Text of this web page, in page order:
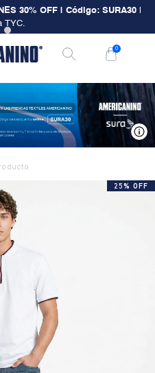
30% OFF | Código: SURA30
TYC.
0
25% OFF